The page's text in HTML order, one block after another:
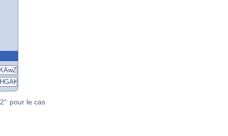
pour le cas